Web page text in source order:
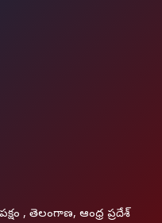
, తెలంగాణ, ఆంధ్ర ప్రదేశ్